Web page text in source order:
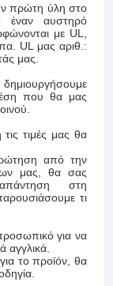
πρώτη ύλη στο
έναν αυστηρό
με UL,
UL μας αριθ.:
μας.
δημιουργήσουμε
που θα μας
τιμές μας θα
από την
μας, θα σας
στη
τι
για να
αγγλικά.
το προϊόν, θα